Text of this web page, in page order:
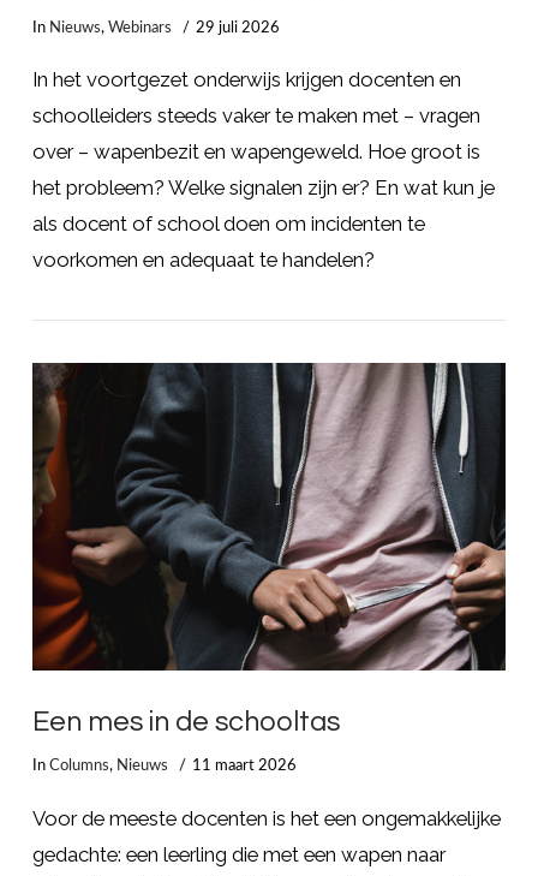
LEES MEER
In Nieuws, Webinars 29 juli 2026
In het voortgezet onderwijs krijgen docenten en
schoolleiders steeds vaker te maken met – vragen
over – wapenbezit en wapengeweld. Hoe groot is
het probleem? Welke signalen zijn er? En wat kun je
als docent of school doen om incidenten te
voorkomen en adequaat te handelen?
Een mes in de schooltas
In Columns, Nieuws 11 maart 2026
Voor de meeste docenten is het een ongemakkelijke
gedachte: een leerling die met een wapen naar